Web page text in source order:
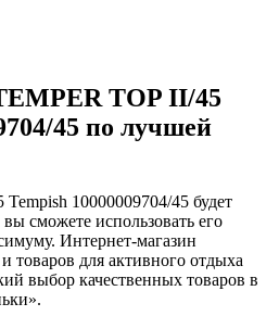
TOP II/45
45 по лучшей
10000009704/45 будет
сможете использовать его
Интернет-магазин
товаров для активного отдыха
выбор качественных товаров в